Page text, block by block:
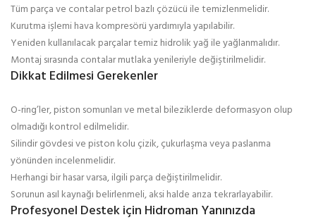
Tüm parça ve contalar petrol bazlı çözücü ile temizlenmelidir.
Kurutma işlemi hava kompresörü yardımıyla yapılabilir.
Yeniden kullanılacak parçalar temiz hidrolik yağ ile yağlanmalıdır.
Montaj sırasında contalar mutlaka yenileriyle değiştirilmelidir.
Dikkat Edilmesi Gerekenler
O-ring’ler, piston somunları ve metal bileziklerde deformasyon olup
olmadığı kontrol edilmelidir.
Silindir gövdesi ve piston kolu çizik, çukurlaşma veya paslanma
yönünden incelenmelidir.
Herhangi bir hasar varsa, ilgili parça değiştirilmelidir.
Sorunun asıl kaynağı belirlenmeli, aksi halde arıza tekrarlayabilir.
Profesyonel Destek için Hidroman Yanınızda